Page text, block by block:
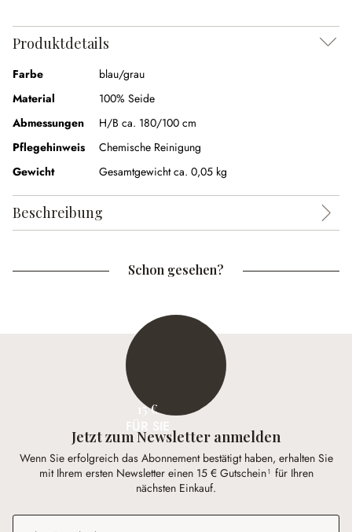
Produktdetails
Farbe
blau/grau
Material
100% Seide
Abmessungen
H/B ca. 180/100 cm
Pflegehinweis
Chemische Reinigung
Gewicht
Gesamtgewicht ca. 0,05 kg
Beschreibung
Schon gesehen?
15 €
Jetzt zum Newsletter anmelden
Wenn Sie erfolgreich das Abonnement bestätigt haben, erhalten Sie
mit Ihrem ersten Newsletter einen 15 € Gutschein¹ für Ihren
nächsten Einkauf.
E-Mail-Adresse